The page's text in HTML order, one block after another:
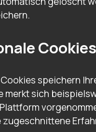
Cookies
speichern
merkt sich
zugeschnittene